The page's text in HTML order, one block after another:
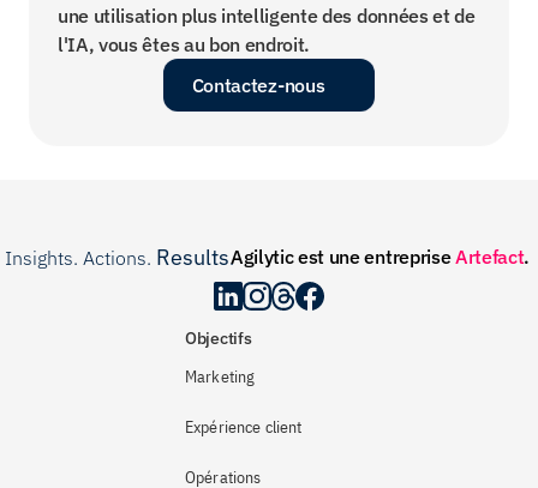
une utilisation plus intelligente des données et de
l'IA, vous êtes au bon endroit.
Contactez-nous
Insights. Actions. Results.Agilytic est une entreprise Artefact.
Objectifs
Marketing
Expérience client
Opérations